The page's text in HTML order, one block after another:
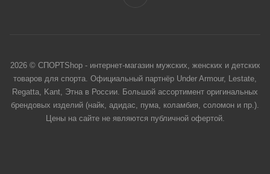
2026 © СПОРТShop - интернет-магазин мужских, женских и детских
товаров для спорта. Официальный партнёр Under Armour, Lestate,
Regatta, Kant, Этна в России. Большой ассортимент оригинальных
брендовых изделий (найк, адидас, пума, коламбия, соломон и пр.).
Цены на сайте не являются публичной офертой.